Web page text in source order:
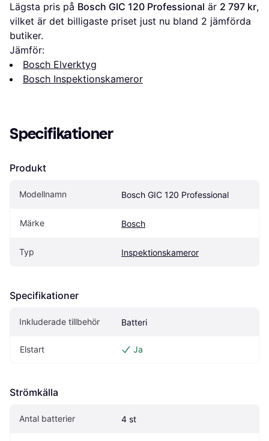
Lägsta pris på Bosch GIC 120 Professional är 2 797 kr,
vilket är det billigaste priset just nu bland 2 jämförda
butiker.
Jämför:
Bosch Elverktyg
Bosch Inspektionskameror
Specifikationer
Produkt
Modellnamn Bosch GIC 120 Professional
Märke Bosch
Typ Inspektionskameror
Specifikationer
Inkluderade tillbehör Batteri
Elstart Ja
Strömkälla
Antal batterier 4 st